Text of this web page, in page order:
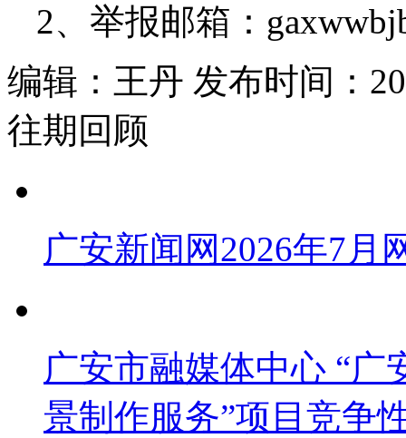
2、举报邮箱：
编辑：王丹 发布时间：
往期回顾
广安新闻网2026年7月
广安市融媒体中心 “广
景制作服务”项目竞争